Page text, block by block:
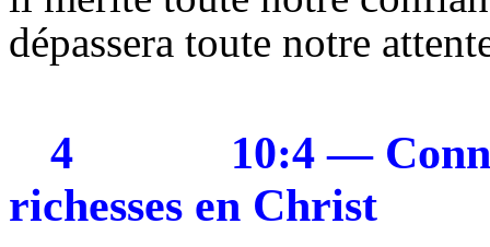
dépassera toute notre
4
10:4 —
richesses en Christ